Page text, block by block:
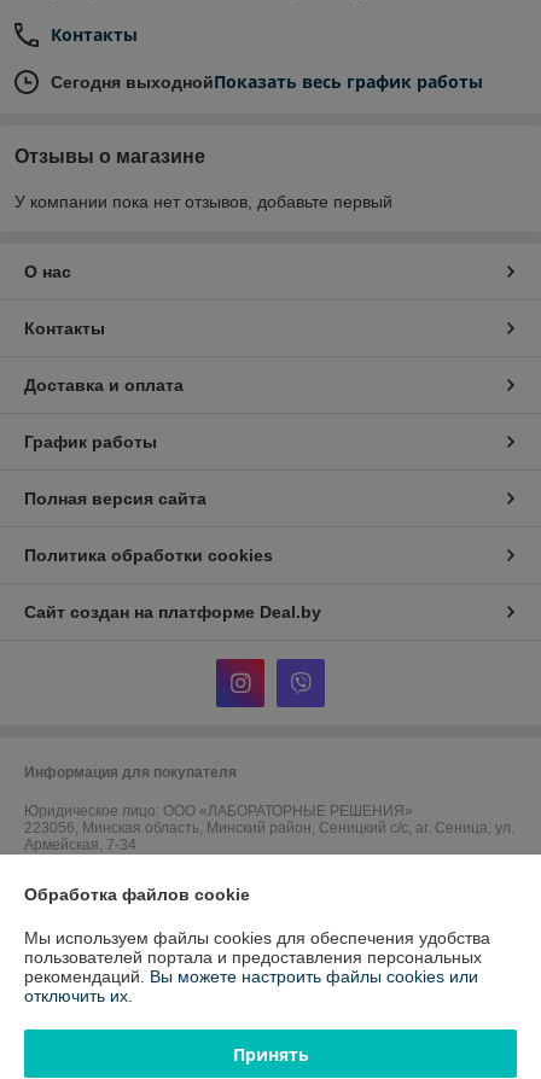
Контакты
Сегодня выходнойПоказать весь график работы
Отзывы о магазине
У компании пока нет отзывов, добавьте первый
О нас
Контакты
Доставка и оплата
График работы
Полная версия сайта
Политика обработки cookies
Сайт создан на платформе Deal.by
Информация для покупателя
Юридическое лицо: ООО «ЛАБОРАТОРНЫЕ РЕШЕНИЯ»
223056, Минская область, Минский район, Сеницкий с/с, аг. Сеница, ул.
Армейская, 7-34
Регистрационный орган: Минский райисполком
Дата регистрации компании: 25.01.2019
Обработка файлов cookie
Мы используем файлы cookies для обеспечения удобства
пользователей портала и предоставления персональных
рекомендаций. Вы можете настроить файлы cookies или
отключить их.
Принять